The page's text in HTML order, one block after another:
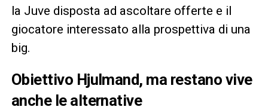
la Juve disposta ad ascoltare offerte e il
giocatore interessato alla prospettiva di una
big.
Obiettivo Hjulmand, ma restano vive
anche le alternative